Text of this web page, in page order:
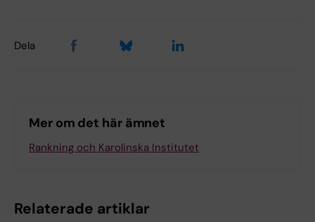
Dela
Mer om det här ämnet
Rankning och Karolinska Institutet
Relaterade artiklar